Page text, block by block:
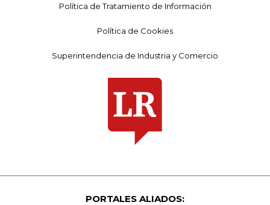
Política de Tratamiento de Información
Política de Cookies
Superintendencia de Industria y Comercio
PORTALES ALIADOS: